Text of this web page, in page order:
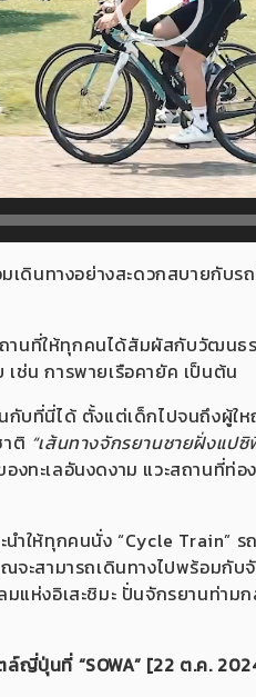
มเดินทางอย่างสะดวกสบายกับ
านที่ให้ทุกคนได้สัมผัสกับวัฒนธ
ช่น การพายเรือคายัค เป็นต้น
บที่นี่ได้ ตั้งแต่เด็กไปจนถึงผู้ใ
ติ “เส้นทางจักรยานชายฝั่งแปซิ
ทะเลอันงดงาม แวะสถานที่ท่
นำให้ทุกคนนั่ง “Cycle Train”
จะสามารถเดินทางไปพร้อมกั
แห่งอิเสะชิมะ ปั่นจักรยานท่าม
ญี่ปุ่นที่ “SOWA” [22 ต.ค.